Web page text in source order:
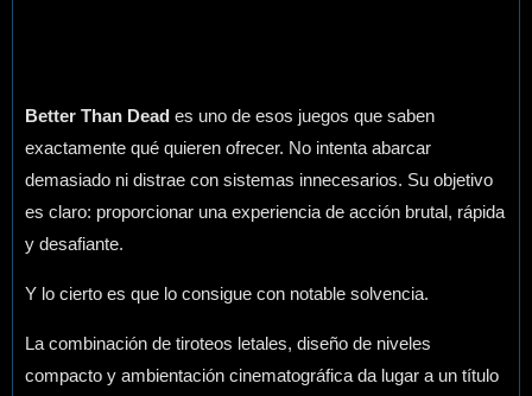
Better Than Dead es uno de esos juegos que saben
exactamente qué quieren ofrecer. No intenta abarcar
demasiado ni distrae con sistemas innecesarios. Su objetivo
es claro: proporcionar una experiencia de acción brutal, rápida
y desafiante.
Y lo cierto es que lo consigue con notable solvencia.
La combinación de tiroteos letales, diseño de niveles
compacto y ambientación cinematográfica da lugar a un título